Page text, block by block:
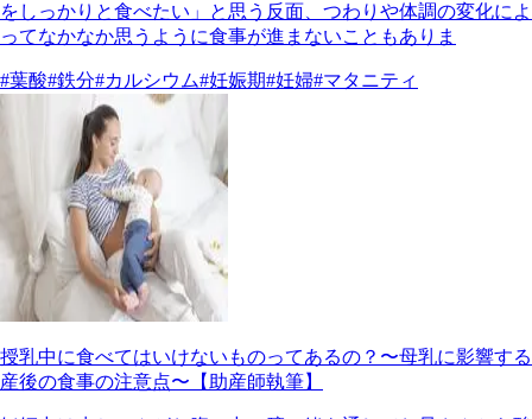
をしっかりと食べたい」と思う反面、つわりや体調の変化によ
ってなかなか思うように食事が進まないこともありま
#葉酸#鉄分#カルシウム#妊娠期#妊婦#マタニティ
授乳中に食べてはいけないものってあるの？〜母乳に影響する
産後の食事の注意点〜【助産師執筆】